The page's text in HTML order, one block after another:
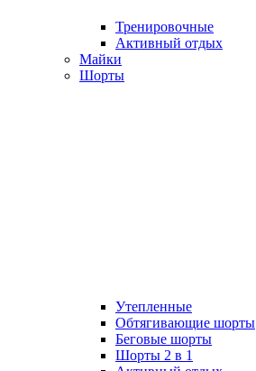
Тренировочные
Активный отдых
Майки
Шорты
Утепленные
Обтягивающие шорты
Беговые шорты
Шорты 2 в 1